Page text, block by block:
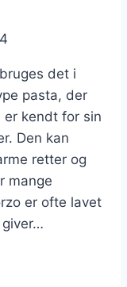
det i
pasta, der
er kendt for sin
Den kan
retter og
mange
er ofte lavet